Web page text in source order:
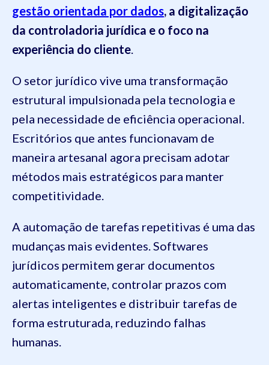
gestão orientada por dados, a digitalização
da controladoria jurídica e o foco na
experiência do cliente.
O setor jurídico vive uma transformação
estrutural impulsionada pela tecnologia e
pela necessidade de eficiência operacional.
Escritórios que antes funcionavam de
maneira artesanal agora precisam adotar
métodos mais estratégicos para manter
competitividade.
A automação de tarefas repetitivas é uma das
mudanças mais evidentes. Softwares
jurídicos permitem gerar documentos
automaticamente, controlar prazos com
alertas inteligentes e distribuir tarefas de
forma estruturada, reduzindo falhas
humanas.